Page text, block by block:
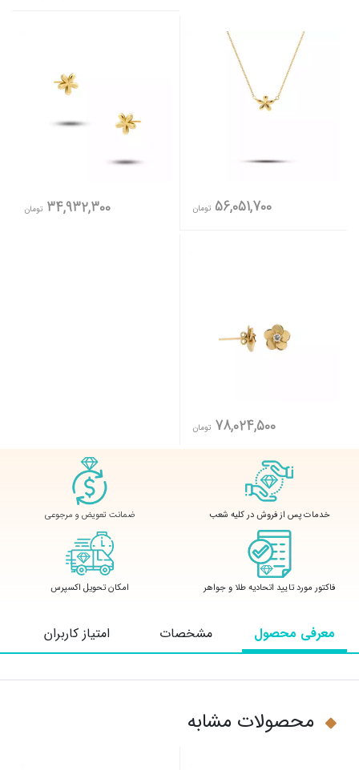
56,051,700 تومان 34,932,300 تومان
78,024,500 تومان
خدمات پس از فروش در کلیه شعب ضمانت تعویض و مرجوعی
فاکتور مورد تایید اتحادیه طلا و جواهر امکان تحویل اکسپرس
معرفی محصول مشخصات امتیاز کاربران
محصولات مشابه